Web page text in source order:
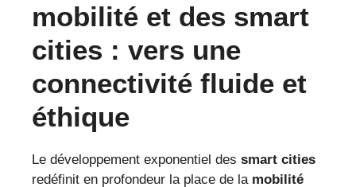
mobilité et des smart
cities : vers une
connectivité fluide et
éthique
Le développement exponentiel des smart cities
redéfinit en profondeur la place de la mobilité